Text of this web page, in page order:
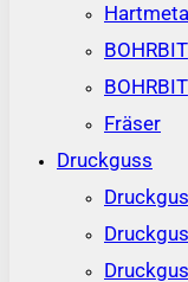
BOHRBIT
BOHRBIT
Fräser
Druckguss